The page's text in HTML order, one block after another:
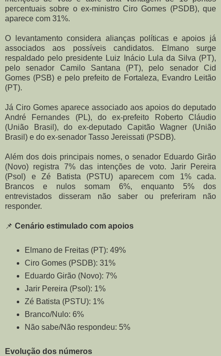
percentuais sobre o ex-ministro Ciro Gomes (PSDB), que
aparece com 31%.
O levantamento considera alianças políticas e apoios já
associados aos possíveis candidatos. Elmano surge
respaldado pelo presidente Luiz Inácio Lula da Silva (PT),
pelo senador Camilo Santana (PT), pelo senador Cid
Gomes (PSB) e pelo prefeito de Fortaleza, Evandro Leitão
(PT).
Já Ciro Gomes aparece associado aos apoios do deputado
André Fernandes (PL), do ex-prefeito Roberto Cláudio
(União Brasil), do ex-deputado Capitão Wagner (União
Brasil) e do ex-senador Tasso Jereissati (PSDB).
Além dos dois principais nomes, o senador Eduardo Girão
(Novo) registra 7% das intenções de voto. Jarir Pereira
(Psol) e Zé Batista (PSTU) aparecem com 1% cada.
Brancos e nulos somam 6%, enquanto 5% dos
entrevistados disseram não saber ou preferiram não
responder.
📌 Cenário estimulado com apoios
Elmano de Freitas (PT): 49%
Ciro Gomes (PSDB): 31%
Eduardo Girão (Novo): 7%
Jarir Pereira (Psol): 1%
Zé Batista (PSTU): 1%
Branco/Nulo: 6%
Não sabe/Não respondeu: 5%
Evolução dos números